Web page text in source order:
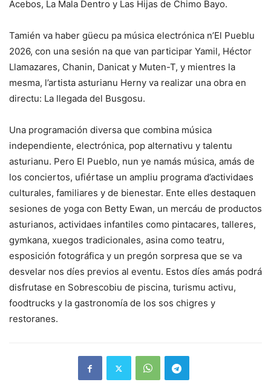
Acebos, La Mala Dentro y Las Hijas de Chimo Bayo.
Tamién va haber güecu pa música electrónica n’El Pueblu
2026, con una sesión na que van participar Yamil, Héctor
Llamazares, Chanin, Danicat y Muten-T, y mientres la
mesma, l’artista asturianu Herny va realizar una obra en
directu: La llegada del Busgosu.
Una programación diversa que combina música
independiente, electrónica, pop alternativu y talentu
asturianu. Pero El Pueblo, nun ye namás música, amás de
los conciertos, ufiértase un ampliu programa d’actividaes
culturales, familiares y de bienestar. Ente elles destaquen
sesiones de yoga con Betty Ewan, un mercáu de productos
asturianos, actividaes infantiles como pintacares, talleres,
gymkana, xuegos tradicionales, asina como teatru,
esposición fotográfica y un pregón sorpresa que se va
desvelar nos díes previos al eventu. Estos díes amás podrá
disfrutase en Sobrescobiu de piscina, turismu activu,
foodtrucks y la gastronomía de los sos chigres y
restoranes.